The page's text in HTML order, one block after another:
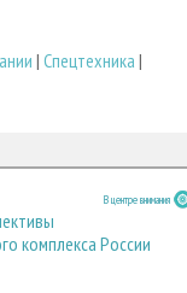
| Спецтехника |
В центре внимания
комплекса России